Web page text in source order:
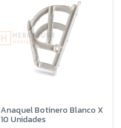
Anaquel Botinero Blanco X
10 Unidades